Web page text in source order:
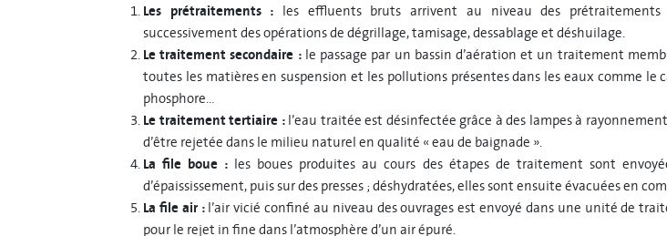
Les prétraitements : les effluents bruts arrivent au niveau des
successivement des opérations de dégrillage, tamisage, dessablage et déshuilage.
Le traitement secondaire : le passage par un bassin d’aération et un traitement
toutes les matières en suspension et les pollutions présentes dans les eaux comme le
phosphore…
Le traitement tertiaire :l’eau traitée est désinfectée grâce à des lampes à
d’être rejetée dans le milieu naturel en qualité « eau de baignade ».
La file boue : les boues produites au cours des étapes de traitement sont
d’épaississement, puis sur des presses ; déshydratées, elles sont ensuite évacuées en
La file air :l’air vicié confiné au niveau des ouvrages est envoyé dans une unité de
pour le rejet in fine dans l’atmosphère d’un air épuré.